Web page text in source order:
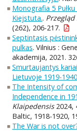
Monografia 5
Kiejstuta..
(262), 206-217.
Septintasis
pulkas. Vilnius :
akademija, 2021.
Smurtaujantys
Lietuvoje 1919-
The Intensity of
Independence in
Klaipedensis2024,
Baltic, 1918-1920,
The War is not